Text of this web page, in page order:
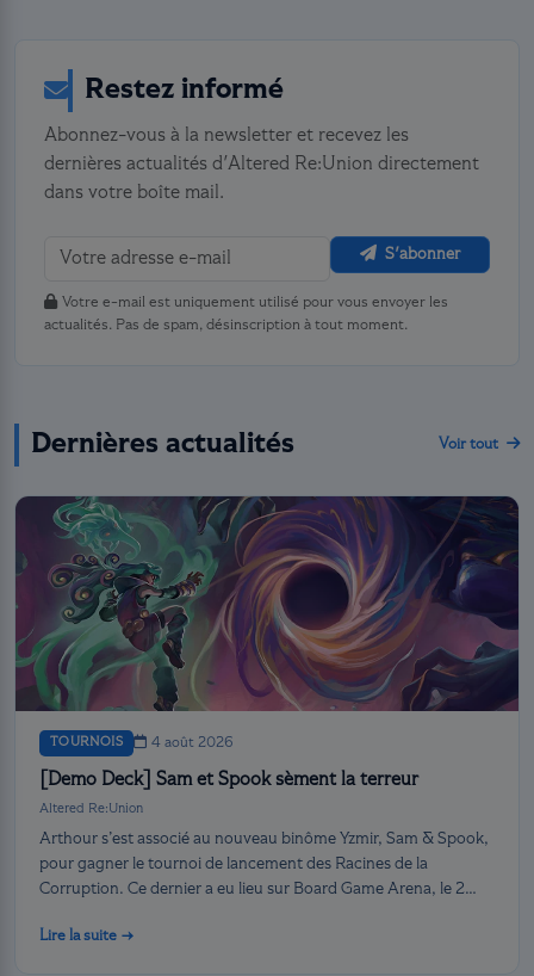
Restez informé
Abonnez-vous à la newsletter et recevez les
dernières actualités d'Altered Re:Union directement
dans votre boîte mail.
S'abonner
Votre e-mail est uniquement utilisé pour vous envoyer les
actualités. Pas de spam, désinscription à tout moment.
Dernières actualités Voir tout
TOURNOIS 4 août 2026
[Demo Deck] Sam et Spook sèment la terreur
Altered Re:Union
Arthour s’est associé au nouveau binôme Yzmir, Sam & Spook,
pour gagner le tournoi de lancement des Racines de la
Corruption. Ce dernier a eu lieu sur Board Game Arena, le 2
Lire la suite →